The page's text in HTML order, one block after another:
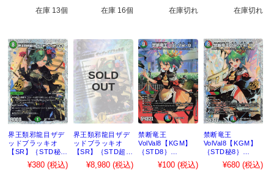
在庫 13個 在庫 16個 在庫切れ 在庫切れ
界王類邪龍目ザデ
ッドブラッキオ
【SR】｛STD秘
7｝［26RP2］
¥380 (税込)
界王類邪龍目ザデ
ッドブラッキオ
【SR】｛STD超秘
7｝［26RP2］
¥8,980 (税込)
禁断竜王
VolVal8【KGM】
｛STD8｝
［26RP2］
¥100 (税込)
禁断竜王
VolVal8【KGM】
｛STD秘8｝
［26RP2］
¥680 (税込)